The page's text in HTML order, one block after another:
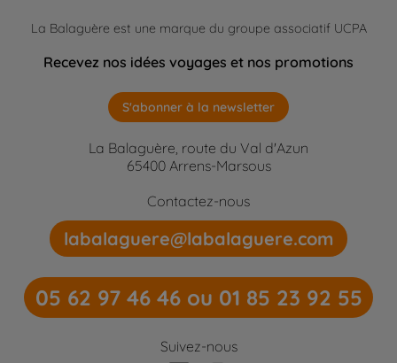
La Balaguère est une marque du groupe associatif UCPA
Recevez nos idées voyages et nos promotions
S'abonner à la newsletter
La Balaguère, route du Val d'Azun
65400 Arrens-Marsous
Contactez-nous
labalaguere@labalaguere.com
05 62 97 46 46 ou 01 85 23 92 55
Suivez-nous